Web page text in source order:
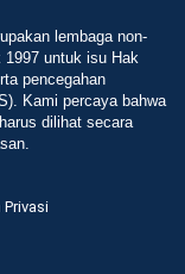
lembaga non-
untuk isu Hak
pencegahan
Kami percaya bahwa
dilihat secara
Privasi